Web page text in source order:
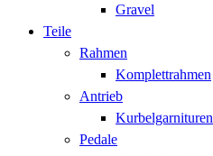
Gravel
Teile
Rahmen
Komplettrahmen
Antrieb
Kurbelgarnituren
Pedale